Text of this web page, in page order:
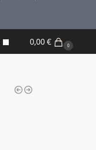
0,00€ 0